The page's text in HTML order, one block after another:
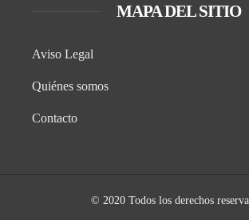
MAPA DEL SITIO
Aviso Legal
Quiénes somos
Contacto
© 2020 Todos los derechos